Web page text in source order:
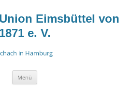
Eimsbüttel von
1871 e. V.
in Hamburg
Menü